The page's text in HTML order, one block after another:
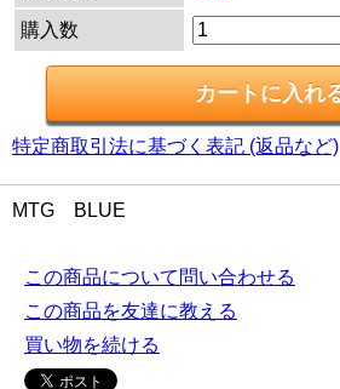
購入数
特定商取引法に基づく表記 (返品など)
MTG BLUE
この商品について問い合わせる
この商品を友達に教える
買い物を続ける